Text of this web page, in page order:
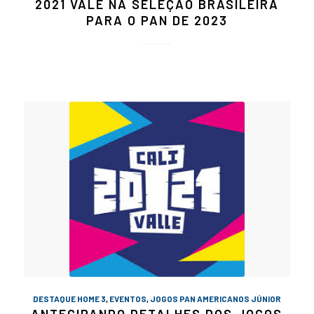
2021 VALE NA SELEÇÃO BRASILEIRA
PARA O PAN DE 2023
DESTAQUE HOME 3, EVENTOS, JOGOS PAN AMERICANOS JÚNIOR